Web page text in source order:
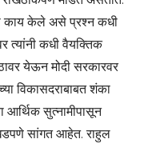
काय केले असे प्रश्न कधी
त्यांनी कधी वैयक्तिक
येऊन मोदी सरकारवर
विकासदराबाबत शंका
आर्थिक सुत्नामीपासून
सांगत आहेत. राहुल